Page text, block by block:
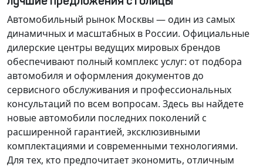
Автомобильный рынок Москвы — один из самых
динамичных и масштабных в России. Официальные
дилерские центры ведущих мировых брендов
обеспечивают полный комплекс услуг: от подбора
автомобиля и оформления документов до
сервисного обслуживания и профессиональных
консультаций по всем вопросам. Здесь вы найдете
новые автомобили последних поколений с
расширенной гарантией, эксклюзивными
комплектациями и современными технологиями.
Для тех, кто предпочитает экономить, отличным